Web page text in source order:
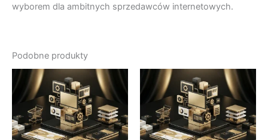
wyborem dla ambitnych sprzedawców internetowych.
Podobne produkty